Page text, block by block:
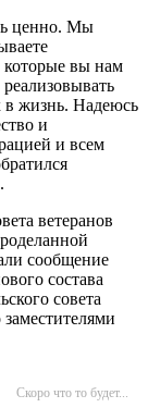
ценно. Мы
которые вы нам
в жизнь. Надеюсь
и
и всем
ветеранов
сообщение
состава
совета
Скоро что то будет...